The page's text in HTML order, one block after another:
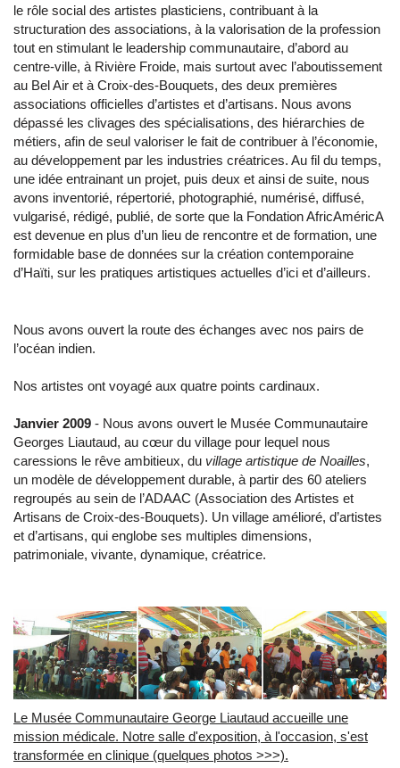
le rôle social des artistes plasticiens, contribuant à la
structuration des associations, à la valorisation de la profession
tout en stimulant le leadership communautaire, d’abord au
centre-ville, à Rivière Froide, mais surtout avec l’aboutissement
au Bel Air et à Croix-des-Bouquets, des deux premières
associations officielles d’artistes et d’artisans. Nous avons
dépassé les clivages des spécialisations, des hiérarchies de
métiers, afin de seul valoriser le fait de contribuer à l’économie,
au développement par les industries créatrices. Au fil du temps,
une idée entrainant un projet, puis deux et ainsi de suite, nous
avons inventorié, répertorié, photographié, numérisé, diffusé,
vulgarisé, rédigé, publié, de sorte que la Fondation AfricAméricA
est devenue en plus d’un lieu de rencontre et de formation, une
formidable base de données sur la création contemporaine
d’Haïti, sur les pratiques artistiques actuelles d’ici et d’ailleurs.
Nous avons ouvert la route des échanges avec nos pairs de
l’océan indien.
Nos artistes ont voyagé aux quatre points cardinaux.
Janvier 2009 - Nous avons ouvert le Musée Communautaire
Georges Liautaud, au cœur du village pour lequel nous
caressions le rêve ambitieux, du village artistique de Noailles,
un modèle de développement durable, à partir des 60 ateliers
regroupés au sein de l’ADAAC (Association des Artistes et
Artisans de Croix-des-Bouquets). Un village amélioré, d’artistes
et d’artisans, qui englobe ses multiples dimensions,
patrimoniale, vivante, dynamique, créatrice.
Le Musée Communautaire George Liautaud accueille une
mission médicale. Notre salle d'exposition, à l'occasion, s'est
transformée en clinique (quelques photos >>>).